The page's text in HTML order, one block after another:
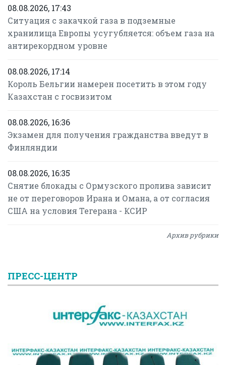
08.08.2026, 17:43
Ситуация с закачкой газа в подземные
хранилища Европы усугубляется: объем газа на
антирекордном уровне
08.08.2026, 17:14
Король Бельгии намерен посетить в этом году
Казахстан с госвизитом
08.08.2026, 16:36
Экзамен для получения гражданства введут в
Финляндии
08.08.2026, 16:35
Снятие блокады с Ормузского пролива зависит
не от переговоров Ирана и Омана, а от согласия
США на условия Тегерана - КСИР
Архив рубрики
ПРЕСС-ЦЕНТР